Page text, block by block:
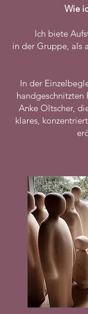
Wie
Ich biete
in der Gruppe, als
In der
handgeschnitzten
Anke Oltscher,
klares,